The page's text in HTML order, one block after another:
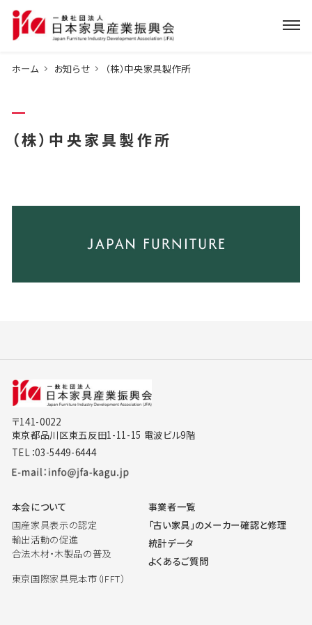
ホーム お知らせ （株）中央家具製作所
（株）中央家具製作所
〒141-0022
東京都品川区東五反田1-11-15 電波ビル9階
TEL：03-5449-6444
本会について
国産家具表示の認定
輸出活動の促進
合法木材・木製品の普及
東京国際家具見本市（IFFT）
事業者一覧
「古い家具」のメーカー確認と修理
統計データ
よくあるご質問